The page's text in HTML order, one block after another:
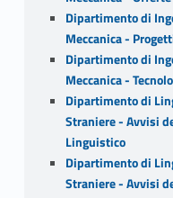
Dipartimento di
Meccanica -
Dipartimento di
Meccanica -
Dipartimento di
Straniere - Avvisi
Linguistico
Dipartimento di
Straniere - Avvisi